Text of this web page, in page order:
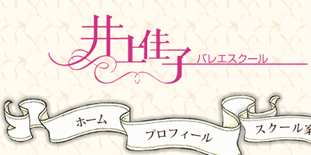
ホーム プロフィール